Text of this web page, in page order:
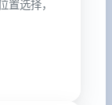
置选择，